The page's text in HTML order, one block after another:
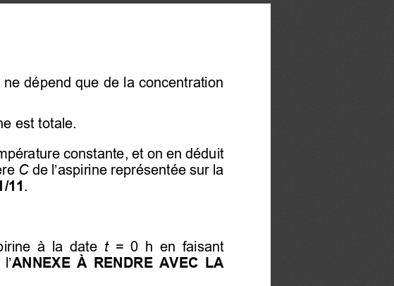
dépend que de la concentration
est totale.
constante, et on en déduit
C de l’aspirine représentée sur la
11
à la date
  t
  =  0  h  en  faisant
ANNEXE  À  RENDRE  AVEC  LA